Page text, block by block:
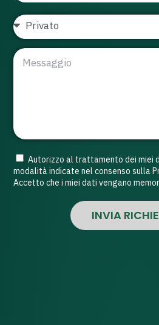
Autorizzo al trattamento dei miei
modalità indicate nel consenso sulla
Accetto che i miei dati vengano
INVIA